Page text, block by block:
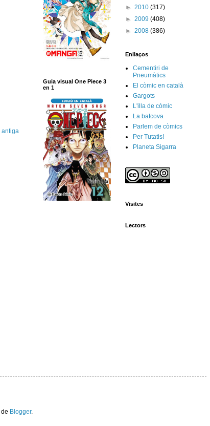
antiga
Guia visual One Piece 3
en 1
► 2010 (317)
► 2009 (408)
► 2008 (386)
Enllaços
Cementiri de
Pneumàtics
El còmic en català
Gargots
L'illa de còmic
La batcova
Parlem de còmics
Per Tutatis!
Planeta Sigarra
Visites
Lectors
Blogger.